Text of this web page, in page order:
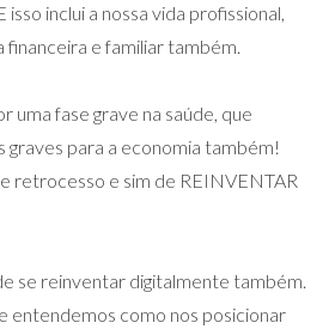
isso inclui a nossa vida profissional,
financeira e familiar também.
uma fase grave na saúde, que
graves para a economia também!
retrocesso e sim de REINVENTAR
se reinventar digitalmente também.
entendemos como nos posicionar